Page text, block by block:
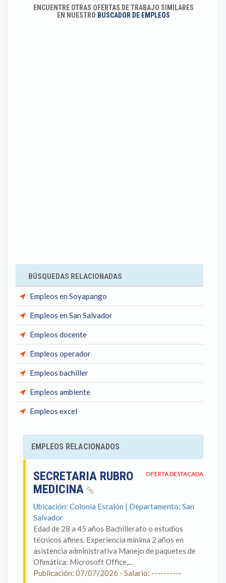
ENCUENTRE OTRAS OFERTAS DE TRABAJO SIMILARES
EN NUESTRO BUSCADOR DE EMPLEOS
BÚSQUEDAS RELACIONADAS
Empleos en Soyapango
Empleos en San Salvador
Empleos docente
Empleos operador
Empleos bachiller
Empleos ambiente
Empleos excel
EMPLEOS RELACIONADOS
OFERTA DESTACADA
SECRETARIA RUBRO
MEDICINA
Ubicación: Colonia Escalón | Departamento: San
Salvador
Edad de 28 a 45 años Bachillerato o estudios
técnicos afines. Experiencia mínima 2 años en
asistencia administrativa Manejo de paquetes de
Ofimática: Microsoft Office,...
Publicación: 07/07/2026 - Salario: ----------